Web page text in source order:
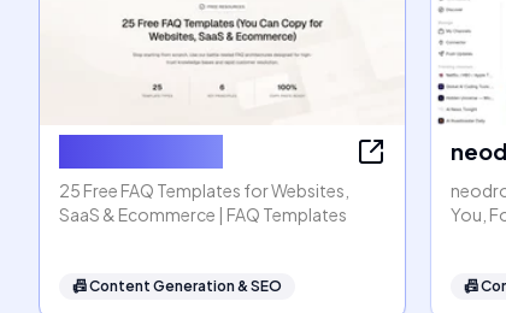
25 Free FAQ Templates for Websites,
SaaS & Ecommerce | FAQ Templates
📠Content Generation & SEO
You,
📠